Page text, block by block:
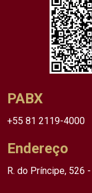
PABX
+55 81 2119-4000
Endereço
R. do Príncipe, 526